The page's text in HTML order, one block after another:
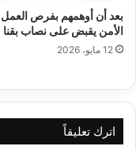
بعد أن أوهمهم بفرص العمل
الأمن يقبض على نصاب بقنا
12 مايو، 2026
اترك تعليقاً